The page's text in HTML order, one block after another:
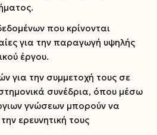
που κρίνονται
για την παραγωγή υψηλής
έργου.
για την συμμετοχή τους σε
συνέδρια, όπου μέσω
γνώσεων μπορούν να
ερευνητική τους